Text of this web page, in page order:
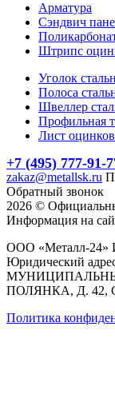
Арматура
Сэндвич
Штрипс
Уголок
Полоса
Швеллер
Профильная
Лист
+7 (495) 777-91-
zakaz@metallsk.ru
Обратный звонок
2026 ©
Информация на
ООО «Металл-24»
Юридический
ПОЛЯНКА, Д. 42,
Политика